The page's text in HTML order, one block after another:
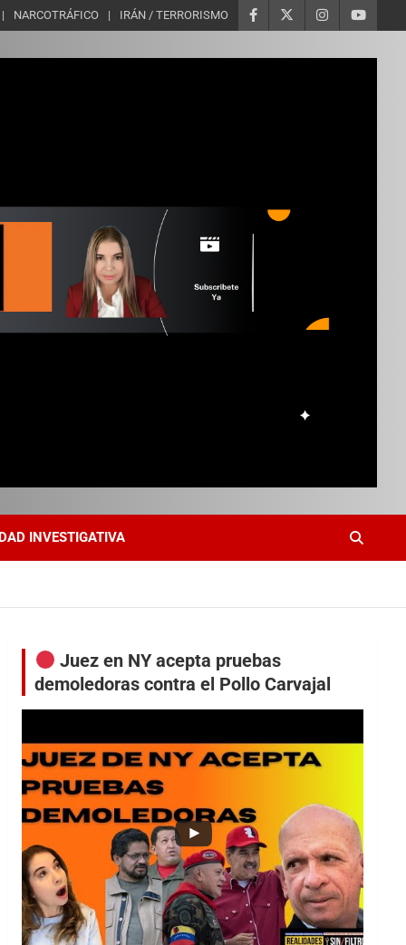
NARCOTRÁFICO IRÁN / TERRORISMO
INVESTIGATIVA
Juez en NY acepta pruebas
demoledoras contra el Pollo Carvajal